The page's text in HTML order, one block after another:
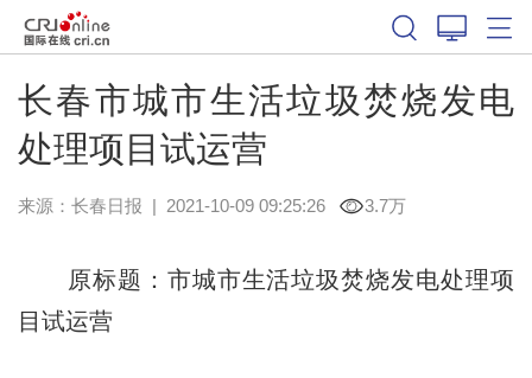
长春市城市生活垃圾焚烧发电
处理项目试运营
来源： 长春日报 | 2021-10-09 09:25:26 3.7万
原标题：市城市生活垃圾焚烧发电处理项
目试运营